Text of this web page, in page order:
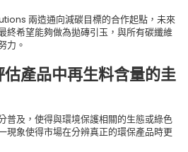
兩造通向減碳目標的合作起點，未來
終希望能夠做為拋磚引玉，與所有碳纖維
力。
產品中再生料含量的圭
普及，使得與環境保護相關的生態或綠色
現象使得市場在分辨真正的環保產品時更